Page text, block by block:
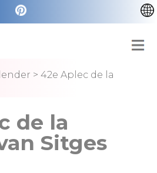
CATALÀ
ESPAÑOL
> 42e Aplec de la
de la
Sitges